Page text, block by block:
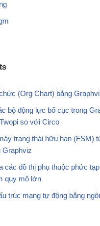
(Org Chart) bằng
bộ động lực bố cục trong
so với Circo
trạng thái hữu hạn (FSM)
Graphviz
các đồ thị phụ thuộc phức
quy mô lớn
trúc mạng tự động bằng